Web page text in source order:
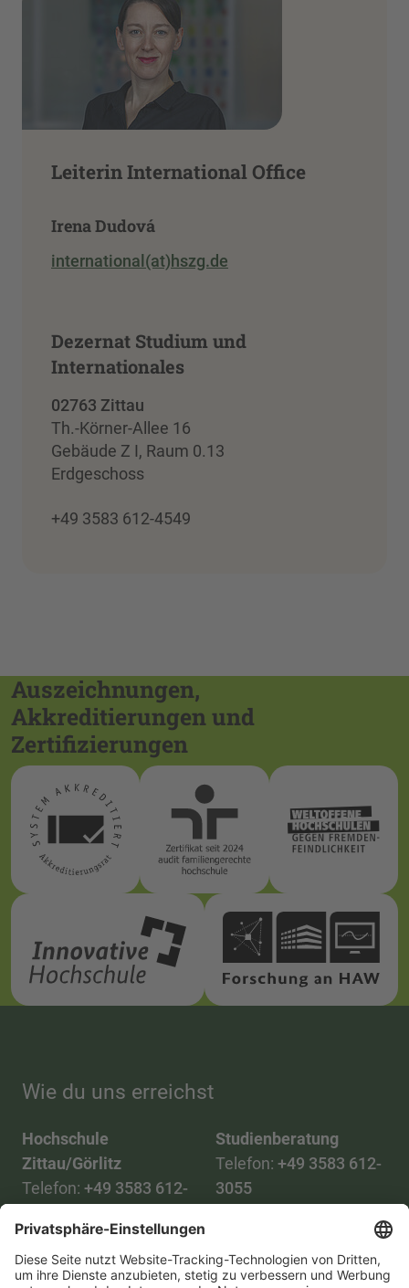
Leiterin International Office
Irena Dudová
international(at)hszg.de
Dezernat Studium und
Internationales
02763 Zittau
Th.-Körner-Allee 16
Gebäude Z I, Raum 0.13
Erdgeschoss
+49 3583 612-4549
Auszeichnungen,
Akkreditierungen und
Zertifizierungen
Wie du uns erreichst
Hochschule
Zittau/Görlitz
Telefon: +49 3583 612-
Mail:info(at)hszg.de
Studienberatung
Telefon: +49 3583 612-
3055
Mail: